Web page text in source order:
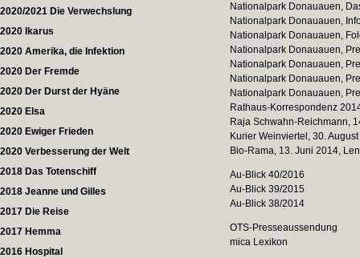
2020/2021 Die Verwechslung
2020 Ikarus
2020 Amerika, die Infektion
2020 Der Fremde
2020 Der Durst der Hyäne
2020 Elsa
2020 Ewiger Frieden
2020 Verbesserung der Welt
2018 Das Totenschiff
2018 Jeanne und Gilles
2017 Die Reise
2017 Hemma
2016 Hospital
Nationalpark Donauauen,
Nationalpark Donauauen,
Nationalpark Donauauen,
Nationalpark Donauauen,
Nationalpark Donauauen,
Nationalpark Donauauen,
Nationalpark Donauauen,
Rathaus-Korrespondenz
Raja Schwahn-Reichmann,
Kurier Weinviertel, 30.
Bio-Rama, 13. Juni 2014,
Au-Blick 40/2016
Au-Blick 39/2015
Au-Blick 38/2014
OTS-Presseaussendung
mica Lexikon